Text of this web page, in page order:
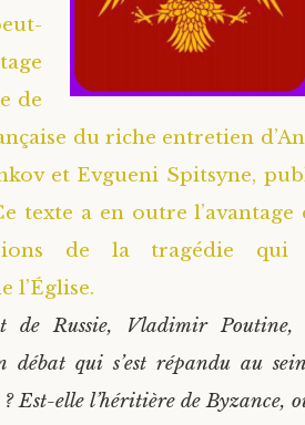
de
du riche entretien
et Evgueni Spitsyne,
texte a en outre
de la tragédie
l’Église.
de Russie, Vladimir
débat qui s’est répandu au
? Est-elle l’héritière de Byzance,